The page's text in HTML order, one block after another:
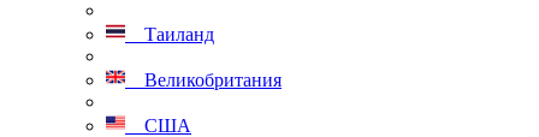
Таиланд
Великобритания
США